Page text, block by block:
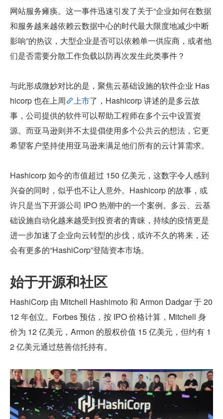
网站服务瘫痪。这一事件迅速引发了关于“企业如何在数据
和服务越来越依赖云数据中心的时代最大限度地减少中断
影响”的热议，大型企业是否可以依赖单一供应商，或者他
们是否需要分散工作负载以防再次发生此类事件？
与此形成微妙对比的是，聚焦云基础设施的软件企业 Has
hicorp 也在上周
上市了，Hashicorp 讲述的是多云故
事，公司提供的软件可以帮助工程师在多个云中设置资
源。而亚马逊则并不太提倡使用多个公共云的想法，它更
希望客户坚持使用亚马逊来满足他们所有的云计算需求。
Hashicorp 如今的市值超过 150 亿美元，这数字令人感到
兴奋的同时，似乎也不让人意外。Hashicorp 的故事，或
许只是当下开源公司 IPO 热潮中的一个案例。多云、云基
础设施自动化越来越受到投资者的青睐，持续的疫情更是
进一步加速了企业向云转型的步伐，或许不久的将来，还
会有更多的“HashiCorp”登陆资本市场。
始于开源和社区
HashiCorp 由 Mitchell Hashimoto 和 Armon Dadgar 于 20
12 年创立。Forbes 预估，按 IPO 价格计算，Mitchell 身
价为 12 亿美元，Armon 的股权价值 15 亿美元，但约有 1
2 亿美元通过慈善信托持有。